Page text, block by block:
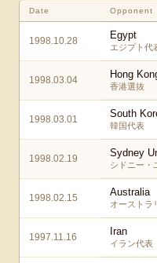
Date Opponent
1998.10.28 Egypt
エジプト代
1998.03.04 Hong
香港選抜
1998.03.01 South
韓国代表
1998.02.19 Sydney
シドニー・
1998.02.15 Australia
オーストラ
1997.11.16 Iran
イラン代表